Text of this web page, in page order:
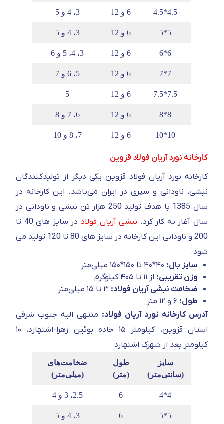
4.5*4.5 6 و 12 3، 4 و 5
5*5 6 و 12 3، 4 و 5
6*6 6 و 12 3، 4، 5 و 6
7*7 6 و 12 5، 6 و 7
7.5*7.5 6 و 12 5
8*8 6 و 12 6، 7 و 8
10*10 6 و 12 7، 8 و 10
کارخانه نورد آریان فولاد قزوین
کارخانه نورد آریان فولاد قزوین یکی دیگر از تولیدکنندگان
نبشی، ناودانی و سپری در ایران می‌باشد. این کارخانه در
سال 1385 با هدف تولید 250 هزار تن نبشی و ناودانی در
سال آغاز به کار کرد. نبشی آریان فولاد
در سایز های 40 تا
200 و ناودانی این کارخانه در سایز های 80 تا 120 تولید می
شود.
سایز بال:
وزن تقریبی: از ۱۱ تا ۴۰۵ کیلوگرم
ضخامت نبشی آریان فولاد:
طول:
آدرس کارخانه نورد آریان فولاد: منتهی الیه جنوب شرقی
استان قزوین، کیلومتر ۱۵ جاده بوئین زهرا-اشتهارد، ۱۰
کیلومتر بعد از شهرک اشتهارد
سایز
(سانتی‌متر)
طول
(متر)
ضخامت‌های
(میلی‌متر)
4*4
6 2.5، 3 و 4
5*5
6 3، 4 و 5